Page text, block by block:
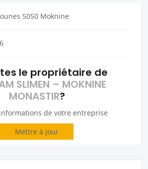
5050 Moknine
le propriétaire de
SLIMEN – MOKNINE
MONASTIR?
de votre entreprise
Mettre à jour